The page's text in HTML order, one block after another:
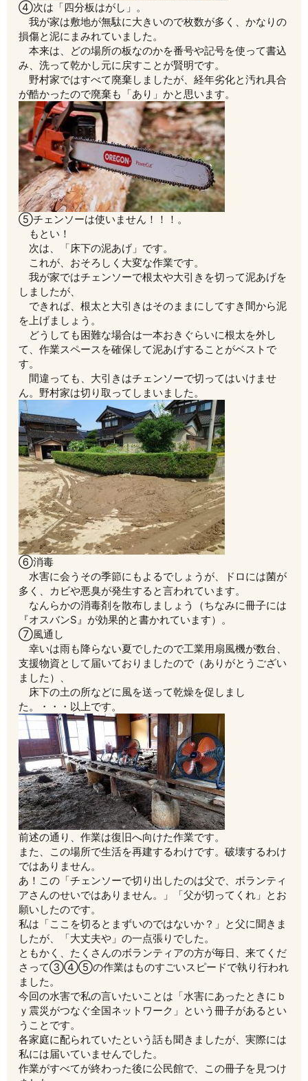
④次は「四分板はがし」。
我が家は敷地が無駄に大きいので枚数が多く、かなりの
損傷と泥にまみれていました。
本来は、どの場所の板なのかを番号や記号を使って書込
み、洗って乾かし元に戻すことが賢明です。
野村家ではすべて廃棄しましたが、経年劣化と汚れ具合
が酷かったので廃棄も「あり」かと思います。
⑤チェンソーは使いません！！！。
もとい！
次は、「床下の泥あげ」です。
これが、おそろしく大変な作業です。
我が家ではチェンソーで根太や大引きを切って泥あげを
しましたが、
できれば、根太と大引きはそのままにしてすき間から泥
を上げましょう。
どうしても困難な場合は一本おきぐらいに根太を外し
て、作業スペースを確保して泥あげすることがベストで
す。
間違っても、大引きはチェンソーで切ってはいけませ
ん。野村家は切り取ってしまいました。
⑥消毒
水害に会うその季節にもよるでしょうが、ドロには菌が
多く、カビや悪臭が発生すると言われています。
なんらかの消毒剤を散布しましょう（ちなみに冊子には
『オスバンS』が効果的と書かれています）。
⑦風通し
幸いは雨も降らない夏でしたので工業用扇風機が数台、
支援物資として届いておりましたので（ありがとうござい
ました）、
床下の土の所などに風を送って乾燥を促しまし
た。・・・以上です。
前述の通り、作業は復旧へ向けた作業です。
また、この場所で生活を再建するわけです。破壊するわけ
ではありません。
あ！この「チェンソーで切り出したのは父で、ボランティ
アさんのせいではありません。」「父が切ってくれ」とお
願いしたのです。
私は「ここを切るとまずいのではないか？」と父に聞きま
したが、「大丈夫や」の一点張りでした。
ともかく、たくさんのボランティアの方が毎日、来てくだ
さって③④⑤の作業はものすごいスピードで執り行われ
ました。
今回の水害で私の言いたいことは「水害にあったときにｂ
ｙ震災がつなぐ全国ネットワーク」という冊子があるとい
うことです。
各家庭に配られていたという話も聞きましたが、実際には
私には届いていませんでした。
作業がすべてが終わった後に公民館で、この冊子を見つけ